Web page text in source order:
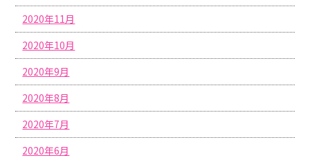
2020年11月
2020年10月
2020年9月
2020年8月
2020年7月
2020年6月